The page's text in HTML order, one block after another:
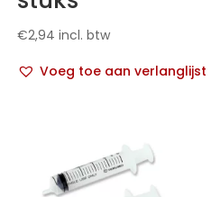
€2,94 incl. btw
Voeg toe aan verlanglijst